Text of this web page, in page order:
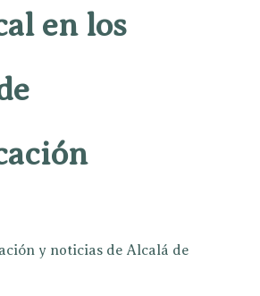
en los
y noticias de Alcalá de